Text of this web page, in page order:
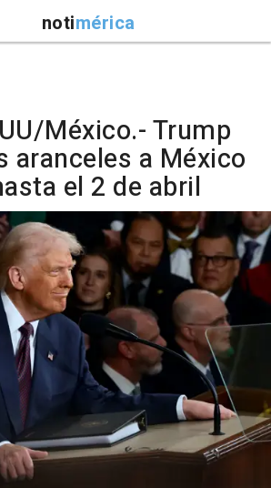
notimérica
México.- Trump
aranceles a México
el 2 de abril